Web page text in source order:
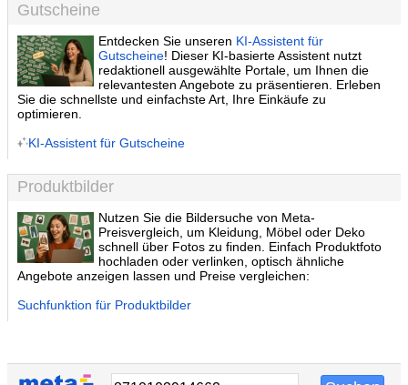
Gutscheine
Entdecken Sie unseren KI-Assistent für
Gutscheine! Dieser KI-basierte Assistent nutzt
redaktionell ausgewählte Portale, um Ihnen die
relevantesten Angebote zu präsentieren. Erleben
Sie die schnellste und einfachste Art, Ihre Einkäufe zu
optimieren.
KI-Assistent für Gutscheine
Produktbilder
Nutzen Sie die Bildersuche von Meta-
Preisvergleich, um Kleidung, Möbel oder Deko
schnell über Fotos zu finden. Einfach Produktfoto
hochladen oder verlinken, optisch ähnliche
Angebote anzeigen lassen und Preise vergleichen:
Suchfunktion für Produktbilder